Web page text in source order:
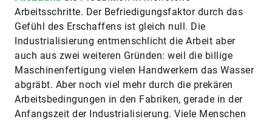
Arbeitsschritte. Der Befriedigungsfaktor durch das
Gefühl des Erschaffens ist gleich null. Die
Industrialisierung entmenschlicht die Arbeit aber
auch aus zwei weiteren Gründen: weil die billige
Maschinenfertigung vielen Handwerkern das Wasser
abgräbt. Aber noch viel mehr durch die prekären
Arbeitsbedingungen in den Fabriken, gerade in der
Anfangszeit der Industrialisierung. Viele Menschen